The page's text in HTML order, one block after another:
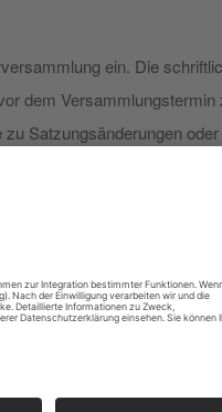
ein. Die
dem
Satzungsänderungen
bekannte Adresse
zwei Wochen,
beim Vorstand
gefasst werden,
Wunsch alle